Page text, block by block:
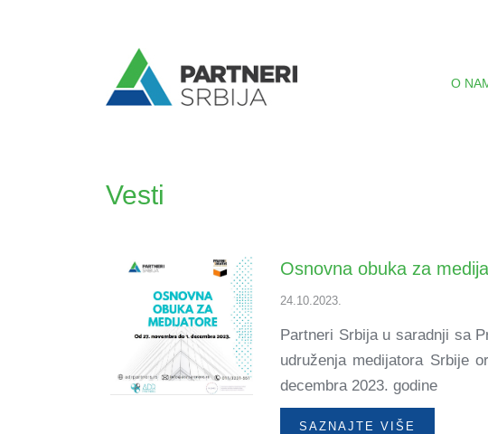
O
Vesti
Osnovna obuka za
24.10.2023.
Partneri Srbija u saradnji sa
udruženja medijatora Srbije
decembra 2023. godine
SAZNAJTE VIŠE